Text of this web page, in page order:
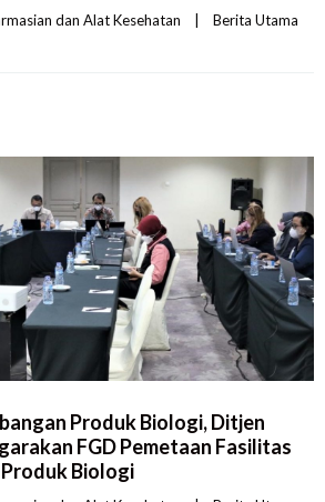
dan Alat Kesehatan
Berita Utama
Produk Biologi, Ditjen
FGD Pemetaan Fasilitas
Biologi